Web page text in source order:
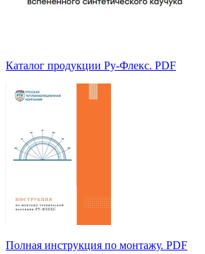
Каталог продукции Ру-Флекс. PDF
Полная инструкция по монтажу. PDF